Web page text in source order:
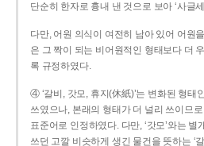
단순히 한자로 흉내 낸 것으로 보아 ‘사글
다만, 어원 의식이 여전히 남아 있어 어원
은 그 짝이 되는 비어원적인 형태보다 더
록 규정하였다.
④ ‘갈비, 갓모, 휴지(休紙)’는 변화된 형태
쓰였으나, 본래의 형태가 더 널리 쓰이므로
표준어로 인정하였다. 다만, ‘갓모’와는 별
쓰던 고깔 비슷하게 생긴 물건을 뜻하는 ‘